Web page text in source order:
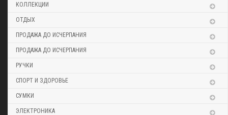
КОЛЛЕКЦИИ
ОТДЫХ
ПРОДАЖА ДО ИСЧЕРПАНИЯ
ПРОДАЖА ДО ИСЧЕРПАНИЯ
РУЧКИ
СПОРТ И ЗДОРОВЬЕ
СУМКИ
ЭЛЕКТРОНИКА